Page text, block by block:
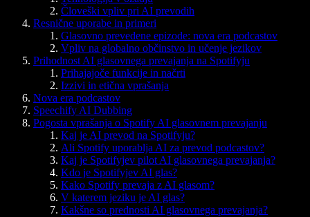
Človeški vpliv pri AI prevodih
Resnične uporabe in primeri
Glasovno prevedene epizode: nova era podcastov
Vpliv na globalno občinstvo in učenje jezikov
Prihodnost AI glasovnega prevajanja na Spotifyju
Prihajajoče funkcije in načrti
Izzivi in etična vprašanja
Nova era podcastov
Speechify AI Dubbing
Pogosta vprašanja o Spotify AI glasovnem prevajanju
Kaj je AI prevod na Spotifyju?
Ali Spotify uporablja AI za prevod podcastov?
Kaj je Spotifyjev pilot AI glasovnega prevajanja?
Kdo je Spotifyjev AI glas?
Kako Spotify prevaja z AI glasom?
V katerem jeziku je AI glas?
Kakšne so prednosti AI glasovnega prevajanja?